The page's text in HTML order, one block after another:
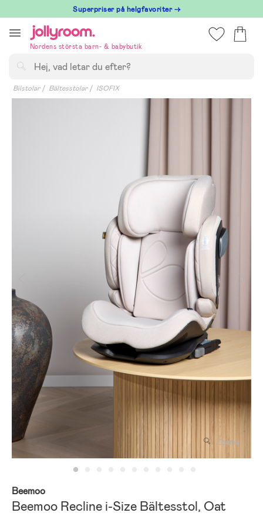
till
innehållet
Superpriser på helgfavoriter →
Nordens största barn- & babybutik
Bilstolar Bältesstolar ISOFIX
Zooma
Beemoo
Beemoo Recline i-Size Bältesstol, Oat